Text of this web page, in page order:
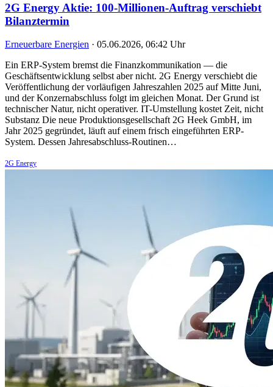
2G Energy Aktie: 100-Millionen-Auftrag verschiebt
Bilanztermin
Erneuerbare Energien · 05.06.2026, 06:42 Uhr
Ein ERP-System bremst die Finanzkommunikation — die
Geschäftsentwicklung selbst aber nicht. 2G Energy verschiebt die
Veröffentlichung der vorläufigen Jahreszahlen 2025 auf Mitte Juni,
und der Konzernabschluss folgt im gleichen Monat. Der Grund ist
technischer Natur, nicht operativer. IT-Umstellung kostet Zeit, nicht
Substanz Die neue Produktionsgesellschaft 2G Heek GmbH, im
Jahr 2025 gegründet, läuft auf einem frisch eingeführten ERP-
System. Dessen Jahresabschluss-Routinen…
2G Energy